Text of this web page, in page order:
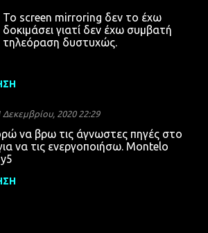
Το screen mirroring δεν το έχω
δοκιμάσει γιατί δεν έχω συμβατή
τηλεόραση δυστυχώς.
Δεκεμβρίου, 2020 22:29
να βρω τις άγνωστες πηγές στο
να τις ενεργοποιήσω. Montelo